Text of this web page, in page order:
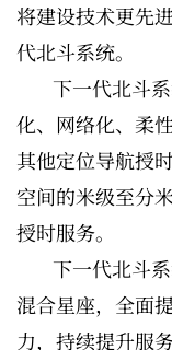
将建设技术更先
代北斗系统。
下一代北斗
化、网络化、柔
其他定位导航授
空间的米级至分
授时服务。
下一代北斗
混合星座，全面
力，持续提升服务